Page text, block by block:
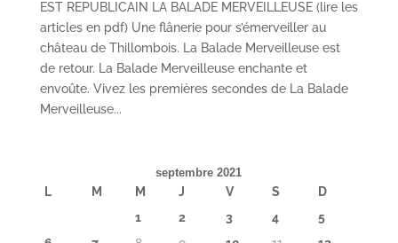
EST REPUBLICAIN LA BALADE MERVEILLEUSE (lire les
articles en pdf) Une flânerie pour s’émerveiller au
château de Thillombois. La Balade Merveilleuse est
de retour. La Balade Merveilleuse enchante et
envoûte. Vivez les premières secondes de La Balade
Merveilleuse...
septembre 2021
L M M J V S
D
1
2 3 4
5